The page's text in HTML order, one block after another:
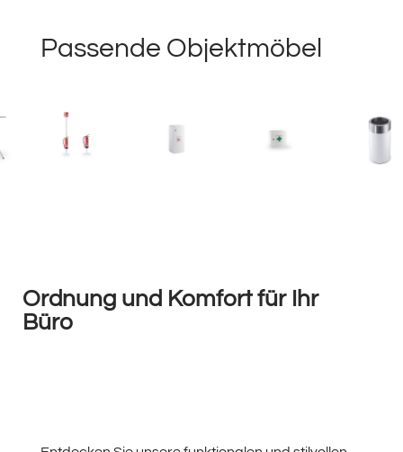
Passende Objektmöbel
Ordnung und Komfort für Ihr
Büro